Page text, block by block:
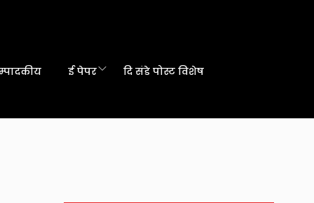
ई पेपर दि संडे पोस्ट विशेष